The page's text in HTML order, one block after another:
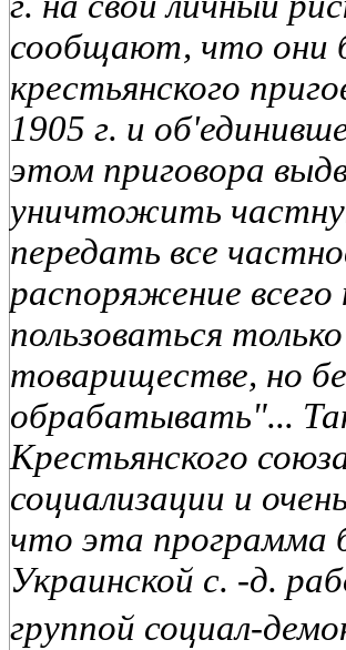
сообщают, что они
крестьянского
1905 г. и
этом приговора
уничтожить
передать все
распоряжение
пользоваться
товариществе, но
обрабатывать"...
Крестьянского
социализации и
что эта программа
Украинской с. -д.
группой социал-